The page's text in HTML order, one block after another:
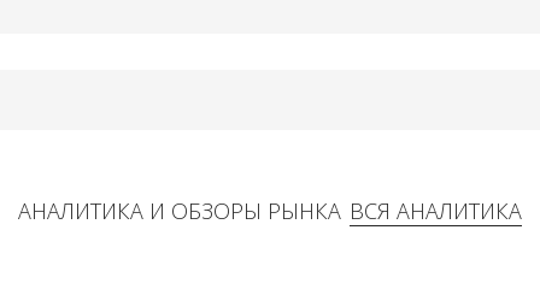
ВСЯ АНАЛИТИКА
АНАЛИТИКА И ОБЗОРЫ РЫНКА